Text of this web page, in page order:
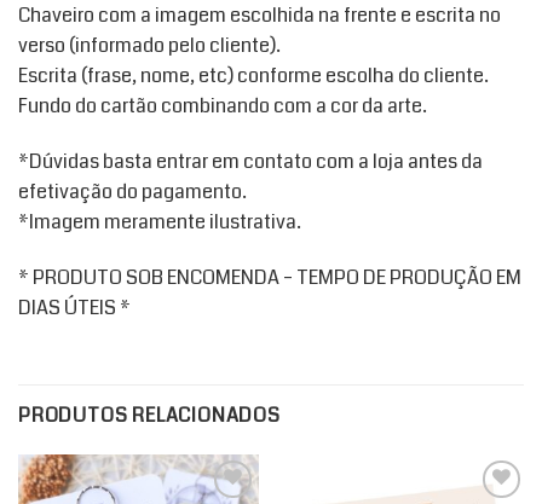
Chaveiro com a imagem escolhida na frente e escrita no
verso (informado pelo cliente).
Escrita (frase, nome, etc) conforme escolha do cliente.
Fundo do cartão combinando com a cor da arte.
*Dúvidas basta entrar em contato com a loja antes da
efetivação do pagamento.
*Imagem meramente ilustrativa.
* PRODUTO SOB ENCOMENDA – TEMPO DE PRODUÇÃO EM
DIAS ÚTEIS *
PRODUTOS RELACIONADOS